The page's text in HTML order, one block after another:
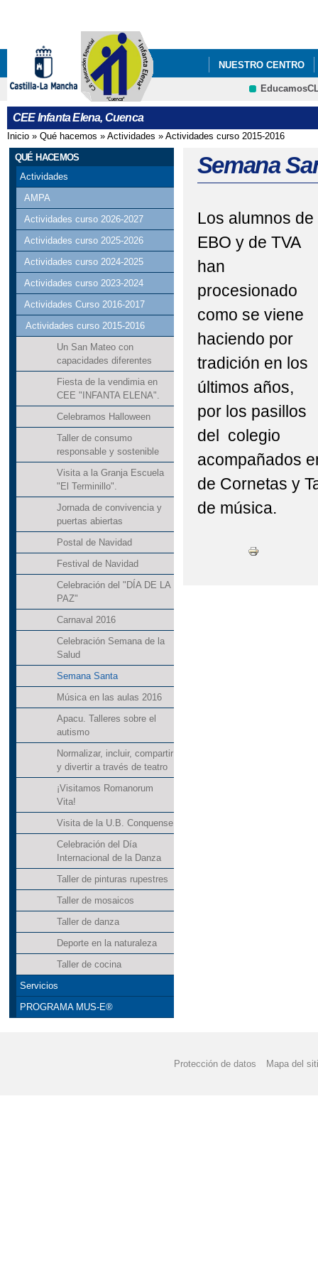
NUESTRO CENTRO
CEE Infanta Elena, Cuenca
Se encuentra usted aquí
Inicio » Qué hacemos » Actividades » Actividades curso 2015-2016
QUÉ HACEMOS
Actividades
AMPA
Actividades curso 2026-2027
Actividades curso 2025-2026
Actividades curso 2024-2025
Actividades curso 2023-2024
Actividades Curso 2016-2017
Actividades curso 2015-2016
Un San Mateo con
capacidades diferentes
Fiesta de la vendimia en
CEE "INFANTA ELENA".
Celebramos Halloween
Taller de consumo
responsable y sostenible
Visita a la Granja Escuela
"El Terminillo".
Jornada de convivencia y
puertas abiertas
Postal de Navidad
Festival de Navidad
Celebración del "DÍA DE LA
PAZ"
Carnaval 2016
Celebración Semana de la
Salud
Semana Santa
Música en las aulas 2016
Apacu. Talleres sobre el
autismo
Normalizar, incluir, compartir
y divertir a través de teatro
¡Visitamos Romanorum
Vita!
Visita de la U.B. Conquense
Celebración del Día
Internacional de la Danza
Taller de pinturas rupestres
Taller de mosaicos
Taller de danza
Deporte en la naturaleza
Taller de cocina
Servicios
PROGRAMA MUS-E®
Semana
Los alumnos de
EBO y de TVA
han
procesionado
como se viene
haciendo por
tradición en los
últimos años,
por los pasillos
del colegio
acompañados
de Cornetas y
de música.
Protección de datos Mapa del